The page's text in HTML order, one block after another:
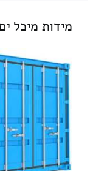
מידות מיכל